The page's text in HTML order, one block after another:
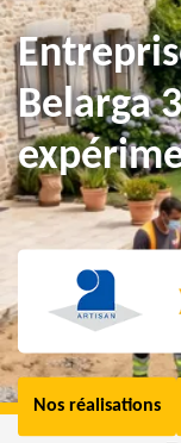
Belarga
Nos réalisations